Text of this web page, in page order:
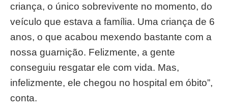
criança, o único sobrevivente no momento, do
veículo que estava a família. Uma criança de 6
anos, o que acabou mexendo bastante com a
nossa guarnição. Felizmente, a gente
conseguiu resgatar ele com vida. Mas,
infelizmente, ele chegou no hospital em óbito”,
conta.